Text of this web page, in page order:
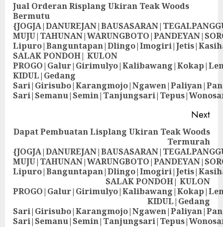
Jual Orderan Risplang Ukiran Teak Woods
Bermutu
SALAK PONDOH| KULON
KIDUL|Gedang
Next
Dapat Pembuatan Lisplang Ukiran Teak Woods
Termurah
SALAK PONDOH| KULON
KIDUL|Gedang